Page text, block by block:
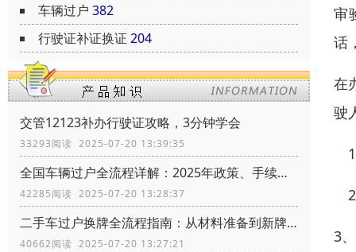
车辆过户 382
行驶证补证换证 204
交管12123补办行驶证攻略，3分钟学会
33293阅读 2025-07-20 13:39:35
全国车辆过户全流程详解：2025年政策、手续、证件一网打尽
42285阅读 2025-07-20 13:28:37
二手车过户换牌全流程指南：从材料准备到新牌安装
40662阅读 2025-07-20 13:27:21
审
话
在
驶
1
2
3